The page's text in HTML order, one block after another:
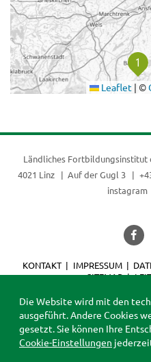
Leaflet | ©
Ländliches Fortbildungsinstitut
4021 Linz
Auf der Gugl 3
instagram
KONTAKT IMPRESSUM
SITEMAP
Die Website wird mit den
ausgeführt. Andere Cookies
gesetzt. Sie können Ihre
Cookie-Einstellungen